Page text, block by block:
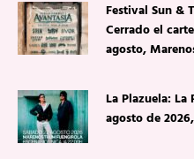
Festival Sun &
Cerrado el
agosto,
La Plazuela:
agosto de